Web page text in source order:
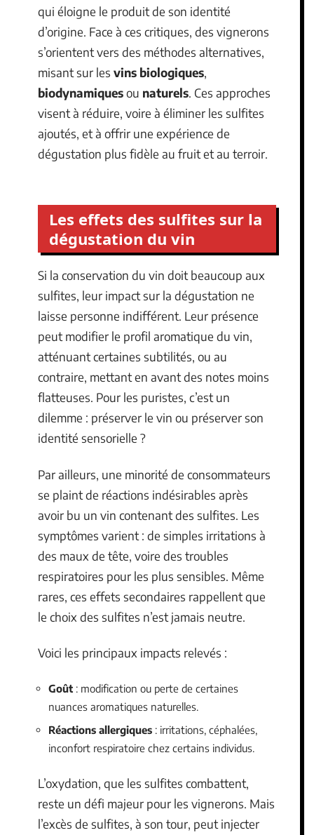
qui éloigne le produit de son identité
d’origine. Face à ces critiques, des vignerons
s’orientent vers des méthodes alternatives,
misant sur les vins biologiques,
biodynamiquesou naturels. Ces approches
visent à réduire, voire à éliminer les sulfites
ajoutés, et à offrir une expérience de
dégustation plus fidèle au fruit et au terroir.
Les effets des sulfites sur la
dégustation du vin
Si la conservation du vin doit beaucoup aux
sulfites, leur impact sur la dégustation ne
laisse personne indifférent. Leur présence
peut modifier le profil aromatique du vin,
atténuant certaines subtilités, ou au
contraire, mettant en avant des notes moins
flatteuses. Pour les puristes, c’est un
dilemme : préserver le vin ou préserver son
identité sensorielle ?
Par ailleurs, une minorité de consommateurs
se plaint de réactions indésirables après
avoir bu un vin contenant des sulfites. Les
symptômes varient : de simples irritations à
des maux de tête, voire des troubles
respiratoires pour les plus sensibles. Même
rares, ces effets secondaires rappellent que
le choix des sulfites n’est jamais neutre.
Voici les principaux impacts relevés :
Goût : modification ou perte de certaines
nuances aromatiques naturelles.
Réactions allergiques : irritations, céphalées,
inconfort respiratoire chez certains individus.
L’oxydation, que les sulfites combattent,
reste un défi majeur pour les vignerons. Mais
l’excès de sulfites, à son tour, peut injecter